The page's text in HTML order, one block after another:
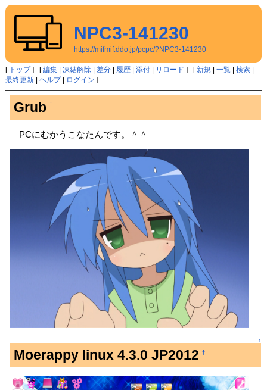
NPC3-141230
https://mifmif.ddo.jp/pcpc/?NPC3-141230
[ トップ] [編集| 凍結解除| 差分| 履歴| 添付| リロード ] [新規| 一覧| 検索|
最終更新| ヘルプ| ログイン ]
Grub †
PCにむかうこなたんです。＾＾
↑
Moerappy linux 4.3.0 JP2012 †